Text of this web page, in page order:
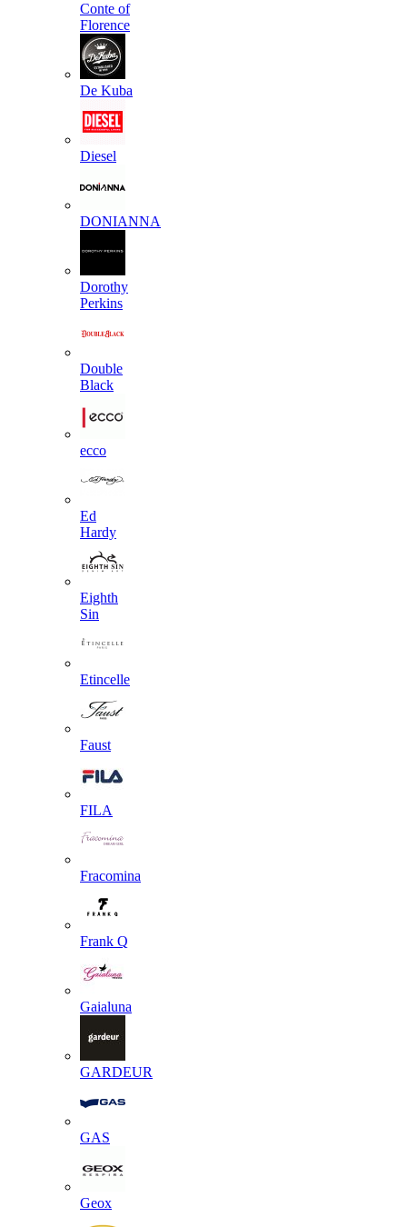
Conte of
Florence
De Kuba
Diesel
DONIANNA
Dorothy
Perkins
Double
Black
ecco
Ed
Hardy
Eighth
Sin
Etincelle
Faust
FILA
Fracomina
Frank Q
Gaialuna
GARDEUR
GAS
Geox